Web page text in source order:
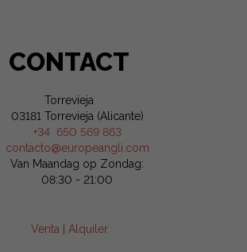
CONTACT
Torrevieja
03181 Torrevieja (Alicante)
+34 650 569 863
contacto@europeangli.com
Van Maandag op Zondag:
08:30 - 21:00
Venta Alquiler